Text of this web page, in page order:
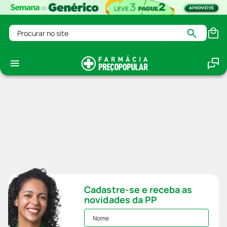
Procurar no site
Cadastre-se e receba as
novidades da PP